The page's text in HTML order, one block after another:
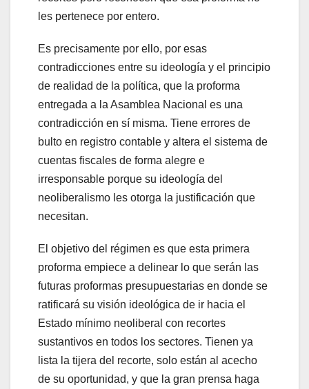
les pertenece por entero.
Es precisamente por ello, por esas
contradicciones entre su ideología y el principio
de realidad de la política, que la proforma
entregada a la Asamblea Nacional es una
contradicción en sí misma. Tiene errores de
bulto en registro contable y altera el sistema de
cuentas fiscales de forma alegre e
irresponsable porque su ideología del
neoliberalismo les otorga la justificación que
necesitan.
El objetivo del régimen es que esta primera
proforma empiece a delinear lo que serán las
futuras proformas presupuestarias en donde se
ratificará su visión ideológica de ir hacia el
Estado mínimo neoliberal con recortes
sustantivos en todos los sectores. Tienen ya
lista la tijera del recorte, solo están al acecho
de su oportunidad, y que la gran prensa haga